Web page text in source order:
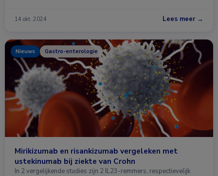
14 okt. 2024 Lees meer →
Nieuws Gastro-enterologie
Mirikizumab en risankizumab vergeleken met
ustekinumab bij ziekte van Crohn
In 2 vergelijkende studies zijn 2 IL23-remmers, respectievelijk